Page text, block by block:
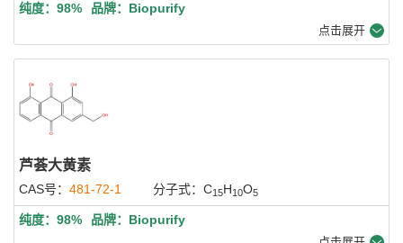
纯度：98% 品牌：Biopurify
点击展开
芦荟大黄素
CAS号： 481-72-1 分子式：C15H10O5
纯度：98% 品牌：Biopurify